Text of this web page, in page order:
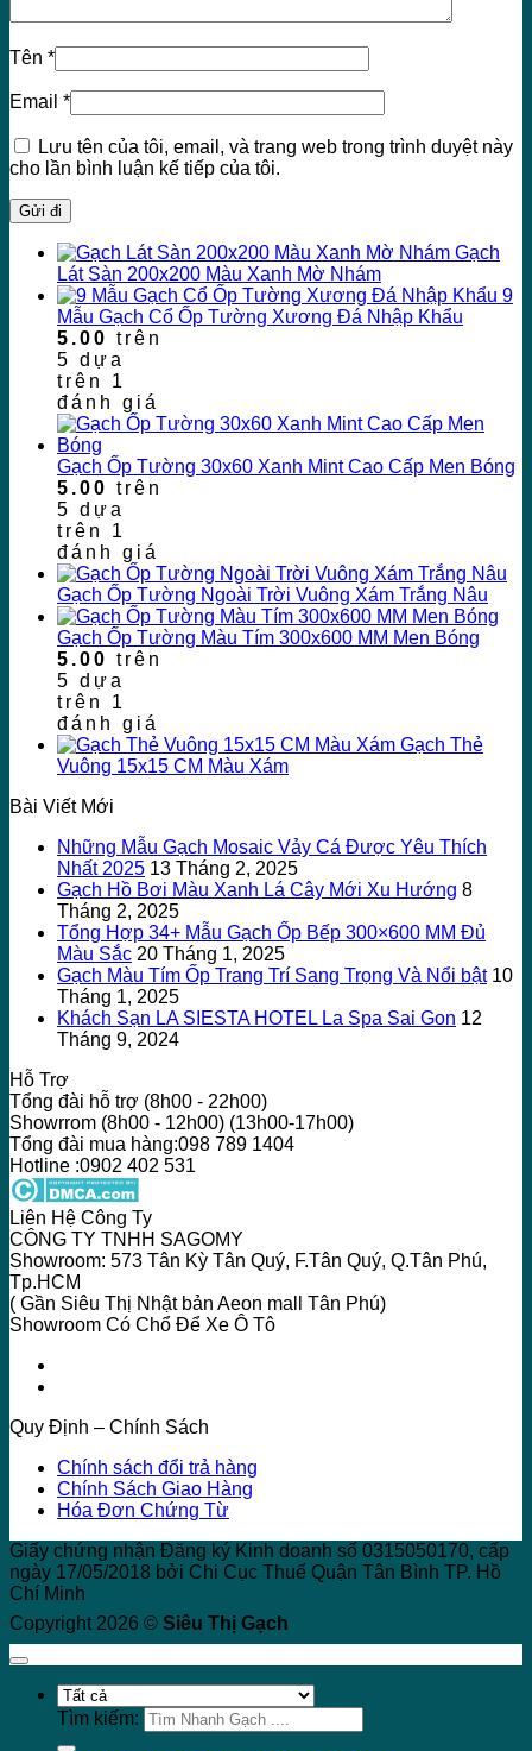
Tên *
Email *
Lưu tên của tôi, email, và trang web trong trình duyệt này
cho lần bình luận kế tiếp của tôi.
Gạch
Lát Sàn 200x200 Màu Xanh Mờ Nhám
9
Mẫu Gạch Cổ Ốp Tường Xương Đá Nhập Khẩu
5.00 trên
5 dựa
trên 1
đánh giá
Gạch Ốp Tường 30x60 Xanh Mint Cao Cấp Men Bóng
5.00 trên
5 dựa
trên 1
đánh giá
Gạch Ốp Tường Ngoài Trời Vuông Xám Trắng Nâu
Gạch Ốp Tường Màu Tím 300x600 MM Men Bóng
5.00 trên
5 dựa
trên 1
đánh giá
Gạch Thẻ
Vuông 15x15 CM Màu Xám
Bài Viết Mới
Những Mẫu Gạch Mosaic Vảy Cá Được Yêu Thích
Nhất 2025 13 Tháng 2, 2025
Gạch Hồ Bơi Màu Xanh Lá Cây Mới Xu Hướng 8
Tháng 2, 2025
Tổng Hợp 34+ Mẫu Gạch Ốp Bếp 300×600 MM Đủ
Màu Sắc 20 Tháng 1, 2025
Gạch Màu Tím Ốp Trang Trí Sang Trọng Và Nổi bật 10
Tháng 1, 2025
Khách Sạn LA SIESTA HOTEL La Spa Sai Gon 12
Tháng 9, 2024
Hỗ Trợ
Tổng đài hỗ trợ (8h00 - 22h00)
Showrrom (8h00 - 12h00) (13h00-17h00)
Tổng đài mua hàng:098 789 1404
Hotline :0902 402 531
Liên Hệ Công Ty
CÔNG TY TNHH SAGOMY
Showroom: 573 Tân Kỳ Tân Quý, F.Tân Quý, Q.Tân Phú,
Tp.HCM
( Gần Siêu Thị Nhật bản Aeon mall Tân Phú)
Showroom Có Chổ Để Xe Ô Tô
Quy Định – Chính Sách
Chính sách đổi trả hàng
Chính Sách Giao Hàng
Hóa Đơn Chứng Từ
Giấy chứng nhận Đăng ký Kinh doanh số 0315050170, cấp
ngày 17/05/2018 bởi Chi Cục Thuế Quận Tân Bình TP. Hồ
Chí Minh
Copyright 2026 © Siêu Thị Gạch
Tìm kiếm: